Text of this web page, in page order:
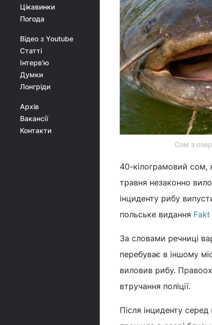
Цікавинки
Погода
Відео з Youtube
Статті
Інтерв'ю
Думки
Лонгріди
Архів
Вакансії
Контакти
Сом з
40-кілограмовий
травня незаконно
інциденту рибу
польське видання Fakt
За словами речниці
перебуває в іншому
виловив рибу.
втручання поліції.
Після інциденту